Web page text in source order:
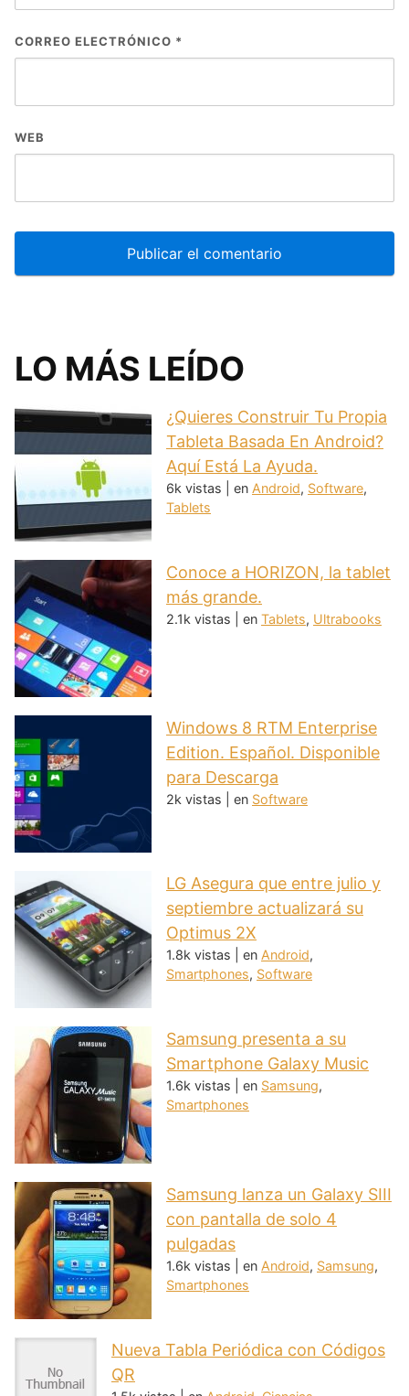
CORREO ELECTRÓNICO *
WEB
LO MÁS LEÍDO
¿Quieres Construir Tu Propia
Tableta Basada En Android?
Aquí Está La Ayuda.
6k vistas en Android, Software,
Tablets
Conoce a HORIZON, la tablet
más grande.
2.1k vistas en Tablets, Ultrabooks
Windows 8 RTM Enterprise
Edition. Español. Disponible
para Descarga
2k vistas en Software
LG Asegura que entre julio y
septiembre actualizará su
Optimus 2X
1.8k vistas en Android,
Smartphones, Software
Samsung presenta a su
Smartphone Galaxy Music
1.6k vistas en Samsung,
Smartphones
Samsung lanza un Galaxy SIII
con pantalla de solo 4
pulgadas
1.6k vistas en Android, Samsung,
Smartphones
Nueva Tabla Periódica con Códigos
QR